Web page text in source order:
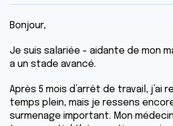
Bonjour,
Je suis salariée - aidante de mon
a un stade avancé.
Après 5 mois d’arrêt de travail, j’ai
temps plein, mais je ressens
surmenage important. Mon